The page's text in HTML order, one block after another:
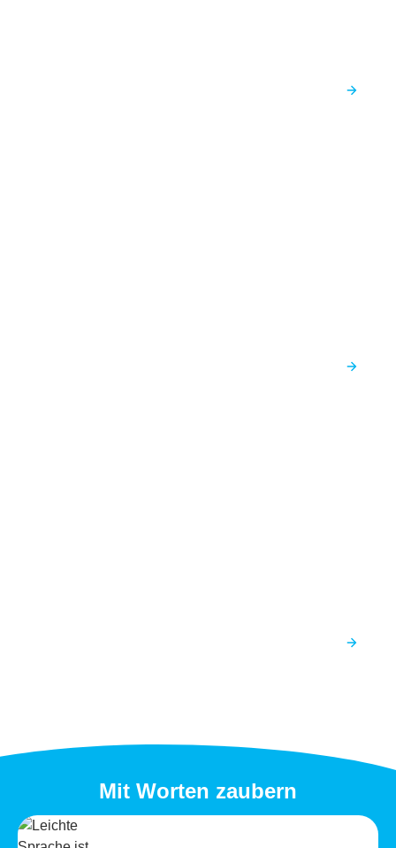
Mit Worten zaubern